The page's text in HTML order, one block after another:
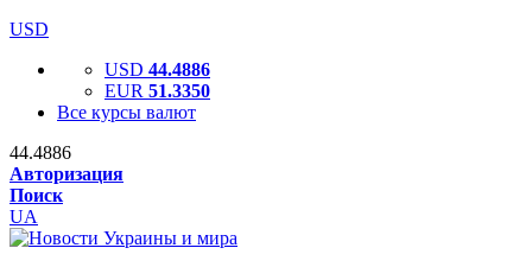
USD
USD 44.4886
EUR 51.3350
Все курсы валют
44.4886
Авторизация
Поиск
UA